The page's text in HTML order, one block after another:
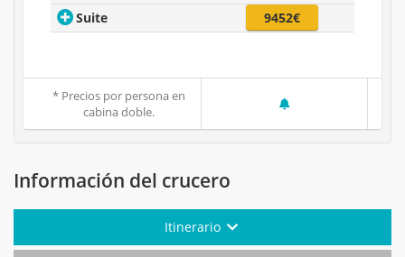
Suite 9452€
* Precios por persona en
cabina doble.
Información del crucero
Itinerario